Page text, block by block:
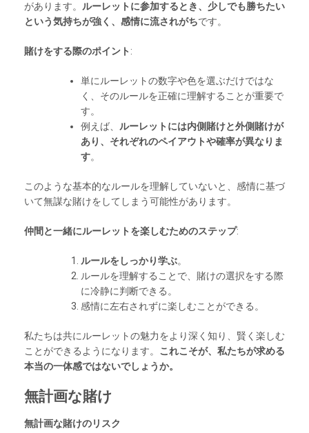
があります。 ルーレットに参加するとき、少しでも勝ちたい
という気持ちが強く、感情に流されがちです。
賭けをする際のポイント :
単にルーレットの数字や色を選ぶだけではな
く、そのルールを正確に理解することが重要で
す。
例えば、 ルーレットには内側賭けと外側賭けが
あり、それぞれのペイアウトや確率が異なりま
す。
このような基本的なルールを理解していないと、感情に基づ
いて無謀な賭けをしてしまう可能性があります。
仲間と一緒にルーレットを楽しむためのステップ:
ルールをしっかり学ぶ。
ルールを理解することで、賭けの選択をする際
に冷静に判断できる。
感情に左右されずに楽しむことができる。
私たちは共にルーレットの魅力をより深く知り、賢く楽しむ
ことができるようになります。 これこそが、私たちが求める
本当の一体感ではないでしょうか。
無計画な賭け
無計画な賭けのリスク